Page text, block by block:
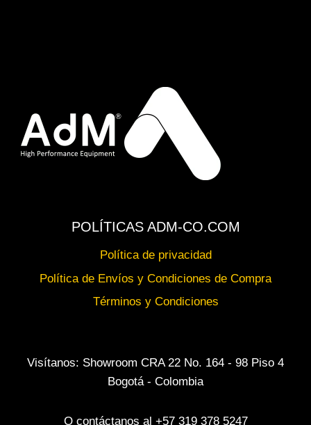
POLÍTICAS ADM-CO.COM
Política de privacidad
Política de Envíos y Condiciones de Compra
Términos y Condiciones
Visítanos: Showroom CRA 22 No. 164 - 98 Piso 4
Bogotá - Colombia
O contáctanos al +57 319 378 5247